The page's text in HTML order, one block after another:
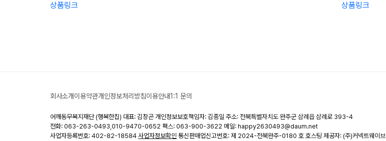
상품링크 상품링크
회사소개이용약관개인정보처리방침이용안내1:1 문의
어깨동무복지재단 (행복한집) 대표: 김창곤 개인정보보호책임자: 김종일 주소: 전북특별자치도 완주군 삼례읍 삼례로 393-4
전화: 063-263-0493,010-9470-0652 팩스: 063-900-3622 메일: happy2630493@daum.net
사업자등록번호: 402-82-18584 사업자정보확인 통신판매업신고번호: 제 2024-전북완주-0180 호 호스팅 제공자: (주)커넥트웨이브